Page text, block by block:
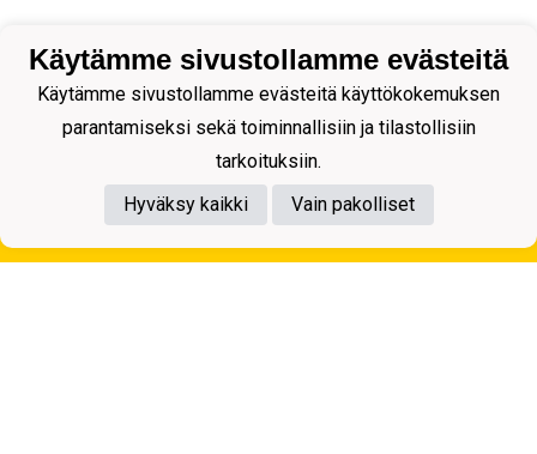
Tietosuojaseloste
Käytämme sivustollamme evästeitä
Käytämme sivustollamme evästeitä käyttökokemuksen
parantamiseksi sekä toiminnallisiin ja tilastollisiin
tarkoituksiin.
Hyväksy kaikki
Vain pakolliset